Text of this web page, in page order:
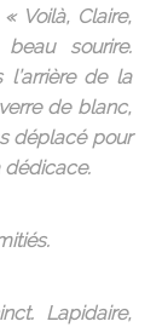
Voilà, Claire,
sourire.
l’arrière de la
de blanc,
déplacé pour
dédicace.
Lapidaire,